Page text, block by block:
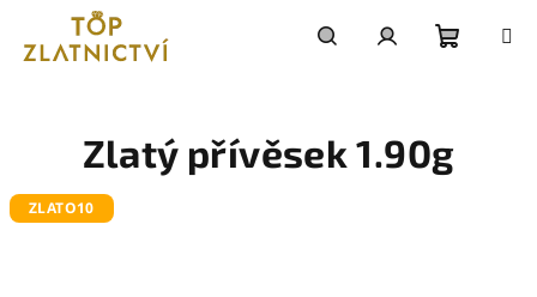
obsah
košík
Zlatý přívěsek 1.90g
ZLATO10